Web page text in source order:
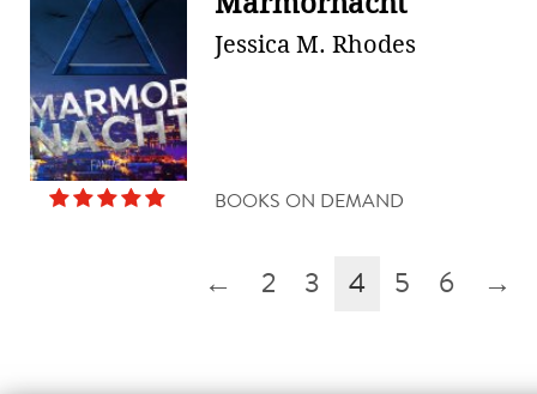
Jessica M. Rhodes
BOOKS ON DEMAND
← 2 3 4 5 6 →